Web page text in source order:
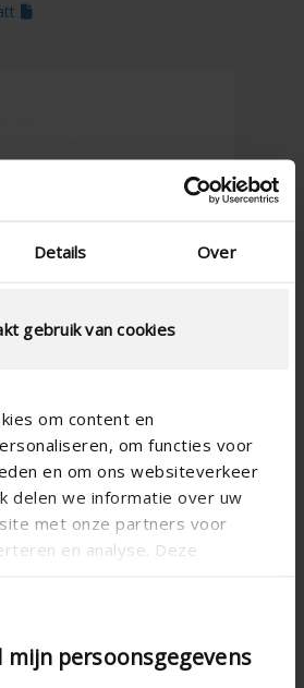
Details Over
gebruik van cookies
om content en
om functies voor
en om ons websiteverkeer
delen we informatie over uw
met onze partners voor
en analyse. Deze
u aan ze heeft verstrekt of
op basis van uw gebruik
persoonsgegevens